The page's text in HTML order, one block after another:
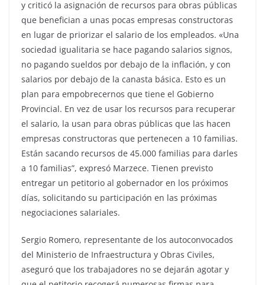
y criticó la asignación de recursos para obras públicas
que benefician a unas pocas empresas constructoras
en lugar de priorizar el salario de los empleados. «Una
sociedad igualitaria se hace pagando salarios signos,
no pagando sueldos por debajo de la inflación, y con
salarios por debajo de la canasta básica. Esto es un
plan para empobrecernos que tiene el Gobierno
Provincial. En vez de usar los recursos para recuperar
el salario, la usan para obras públicas que las hacen
empresas constructoras que pertenecen a 10 familias.
Están sacando recursos de 45.000 familias para darles
a 10 familias”, expresó Marzece. Tienen previsto
entregar un petitorio al gobernador en los próximos
días, solicitando su participación en las próximas
negociaciones salariales.
Sergio Romero, representante de los autoconvocados
del Ministerio de Infraestructura y Obras Civiles,
aseguró que los trabajadores no se dejarán agotar y